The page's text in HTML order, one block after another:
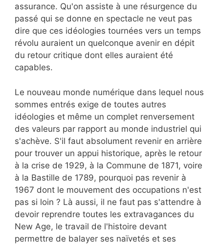
assurance. Qu'on assiste à une résurgence du
passé qui se donne en spectacle ne veut pas
dire que ces idéologies tournées vers un temps
révolu auraient un quelconque avenir en dépit
du retour critique dont elles auraient été
capables.
Le nouveau monde numérique dans lequel nous
sommes entrés exige de toutes autres
idéologies et même un complet renversement
des valeurs par rapport au monde industriel qui
s'achève. S'il faut absolument revenir en arrière
pour trouver un appui historique, après le retour
à la crise de 1929, à la Commune de 1871, voire
à la Bastille de 1789, pourquoi pas revenir à
1967 dont le mouvement des occupations n'est
pas si loin ? Là aussi, il ne faut pas s'attendre à
devoir reprendre toutes les extravagances du
New Age, le travail de l'histoire devant
permettre de balayer ses naïvetés et ses